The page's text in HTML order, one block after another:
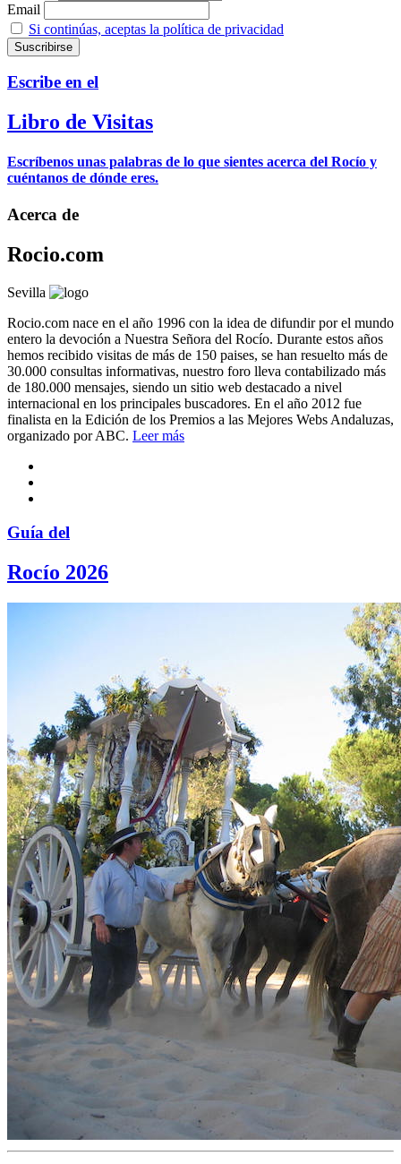
Email
Si continúas, aceptas la política de privacidad
Escribe en el
Libro de Visitas
Escríbenos unas palabras de lo que sientes acerca del Rocío y
cuéntanos de dónde eres.
Acerca de
Rocio.com
Sevilla
Rocio.com nace en el año 1996 con la idea de difundir por el mundo
entero la devoción a Nuestra Señora del Rocío. Durante estos años
hemos recibido visitas de más de 150 paises, se han resuelto más de
30.000 consultas informativas, nuestro foro lleva contabilizado más
de 180.000 mensajes, siendo un sitio web destacado a nivel
internacional en los principales buscadores. En el año 2012 fue
finalista en la Edición de los Premios a las Mejores Webs Andaluzas,
organizado por ABC. Leer más
Guía del
Rocío 2026